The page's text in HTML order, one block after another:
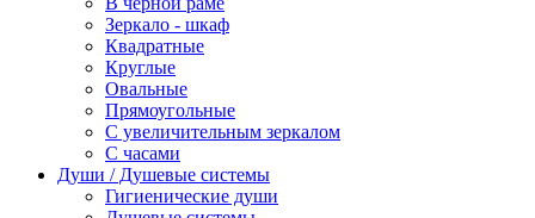
Зеркало - шкаф
Квадратные
Круглые
Овальные
Прямоугольные
С увеличительным зеркалом
С часами
Души / Душевые системы
Гигиенические души